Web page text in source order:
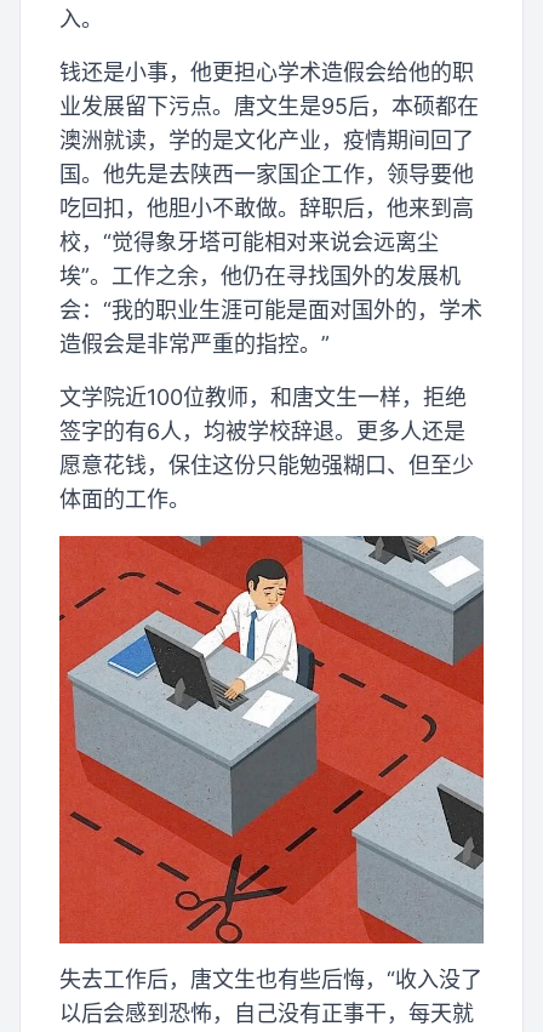
入。
钱还是小事，他更担心学术造假会给他的职
业发展留下污点。唐文生是95后，本硕都在
澳洲就读，学的是文化产业，疫情期间回了
国。他先是去陕西一家国企工作，领导要他
吃回扣，他胆小不敢做。辞职后，他来到高
校，“觉得象牙塔可能相对来说会远离尘
埃”。工作之余，他仍在寻找国外的发展机
会：“我的职业生涯可能是面对国外的，学术
造假会是非常严重的指控。”
文学院近100位教师，和唐文生一样，拒绝
签字的有6人，均被学校辞退。更多人还是
愿意花钱，保住这份只能勉强糊口、但至少
体面的工作。
失去工作后，唐文生也有些后悔，“收入没了
以后会感到恐怖，自己没有正事干，每天就